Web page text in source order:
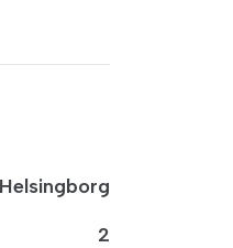
Helsingborg
2